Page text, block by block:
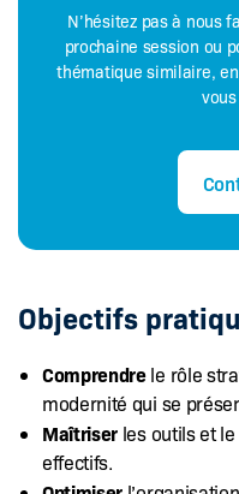
N’hésitez pas à nous
prochaine session ou
thématique similaire,
Objectifs
Comprendrele rôle
modernité qui se
Maîtriser les outils et
effectifs.